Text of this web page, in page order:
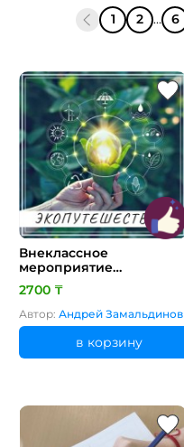
1
2 ... 6
Внеклассное
мероприятие
"Экологическое
Путешествие"
2700 ₸
Автор: Андрей Замальдинов
в корзину